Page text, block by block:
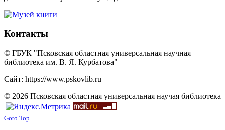
Контакты
© ГБУК "Псковская областная универсальная научная
библиотека им. В. Я. Курбатова"
Сайт: https://www.pskovlib.ru
© 2026 Псковская областная универсальная научая библиотека
Goto Top